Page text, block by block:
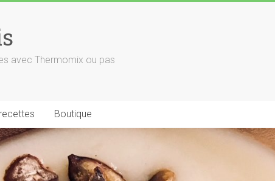
avec Thermomix ou pas
Boutique